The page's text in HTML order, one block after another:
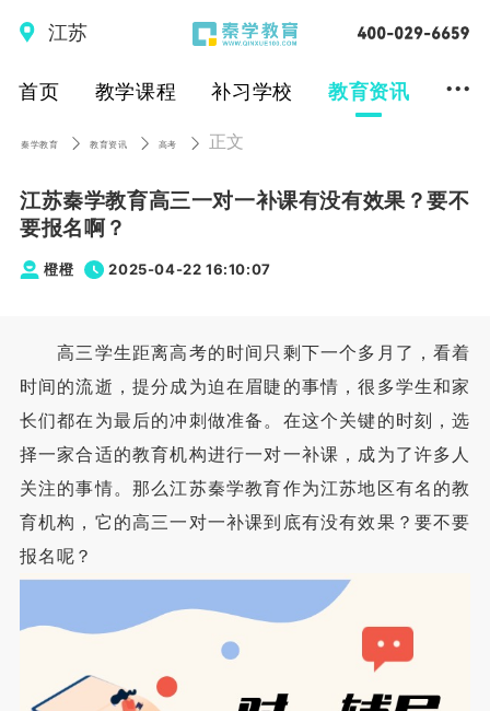
江苏
首页 教学课程 补习学校 教育资讯 ...
秦学教育 教育资讯 高考 正文
江苏秦学教育高三一对一补课有没有效果？要不
要报名啊？
橙橙 2025-04-22 16:10:07
高三学生距离高考的时间只剩下一个多月了，看着
时间的流逝，提分成为迫在眉睫的事情，很多学生和家
长们都在为最后的冲刺做准备。在这个关键的时刻，选
择一家合适的教育机构进行一对一补课，成为了许多人
关注的事情。那么江苏秦学教育作为江苏地区有名的教
育机构，它的高三一对一补课到底有没有效果？要不要
报名呢？